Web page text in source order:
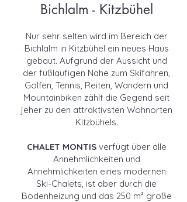
Bichlalm - Kitzbühel
Nur sehr selten wird im Bereich der
Bichlalm in Kitzbühel ein neues Haus
gebaut. Aufgrund der Aussicht und
der fußläufigen Nähe zum Skifahren,
Golfen, Tennis, Reiten, Wandern und
Mountainbiken zählt die Gegend seit
jeher zu den attraktivsten Wohnorten
Kitzbühels.
CHALET MONTISverfügt über alle
Annehmlichkeiten und
Annehmlichkeiten eines modernen
Ski-Chalets, ist aber durch die
Bodenheizung und das 250 m² große